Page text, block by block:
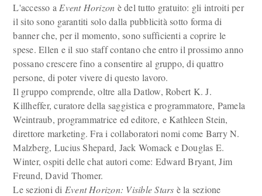
L'accesso a Event Horizon è del tutto gratuito: gli introiti per
il sito sono garantiti solo dalla pubblicità sotto forma di
banner che, per il momento, sono sufficienti a coprire le
spese. Ellen e il suo staff contano che entro il prossimo anno
possano crescere fino a consentire al gruppo, di quattro
persone, di poter vivere di questo lavoro.
Il gruppo comprende, oltre alla Datlow, Robert K. J.
Killheffer, curatore della saggistica e programmatore, Pamela
Weintraub, programmatrice ed editore, e Kathleen Stein,
direttore marketing. Fra i collaboratori nomi come Barry N.
Malzberg, Lucius Shepard, Jack Womack e Douglas E.
Winter, ospiti delle chat autori come: Edward Bryant, Jim
Freund, David Thomer.
Le sezioni di Event Horizon: Visible Stars è la sezione